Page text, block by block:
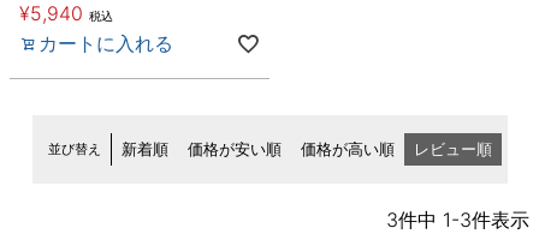
¥5,940 税込
カートに入れる
並び替え 新着順 価格が安い順 価格が高い順 レビュー順
3件中 1-3件表示